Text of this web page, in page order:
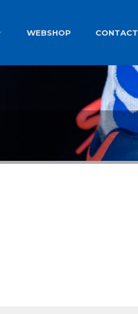
WEBSHOP CONTACT